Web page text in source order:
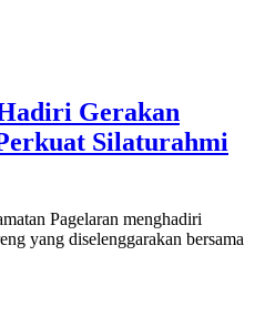
Gerakan
Silaturahmi
Pagelaran menghadiri
yang diselenggarakan bersama